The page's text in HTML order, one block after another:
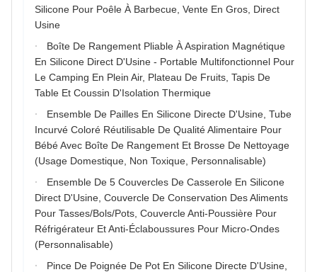
Silicone Pour Poêle À Barbecue, Vente En Gros, Direct
Usine
Boîte De Rangement Pliable À Aspiration Magnétique
En Silicone Direct D'Usine - Portable Multifonctionnel Pour
Le Camping En Plein Air, Plateau De Fruits, Tapis De
Table Et Coussin D'Isolation Thermique
Ensemble De Pailles En Silicone Directe D'Usine, Tube
Incurvé Coloré Réutilisable De Qualité Alimentaire Pour
Bébé Avec Boîte De Rangement Et Brosse De Nettoyage
(Usage Domestique, Non Toxique, Personnalisable)
Ensemble De 5 Couvercles De Casserole En Silicone
Direct D'Usine, Couvercle De Conservation Des Aliments
Pour Tasses/Bols/Pots, Couvercle Anti-Poussière Pour
Réfrigérateur Et Anti-Éclaboussures Pour Micro-Ondes
(Personnalisable)
Pince De Poignée De Pot En Silicone Directe D'Usine,